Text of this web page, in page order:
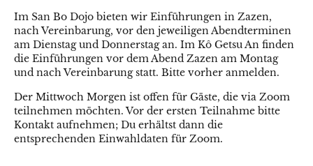
Im San Bo Dojo bieten wir Einführungen in Zazen,
nach Vereinbarung, vor den jeweiligen Abendterminen
am Dienstag und Donnerstag an. Im Kô Getsu An finden
die Einführungen vor dem Abend Zazen am Montag
und nach Vereinbarung statt. Bitte vorher anmelden.
Der Mittwoch Morgen ist offen für Gäste, die via Zoom
teilnehmen möchten. Vor der ersten Teilnahme bitte
Kontakt aufnehmen; Du erhältst dann die
entsprechenden Einwahldaten für Zoom.